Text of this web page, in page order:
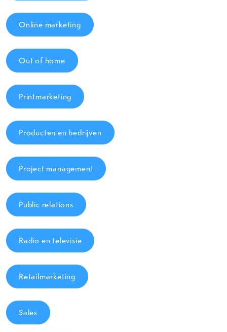
Online marketing
Out of home
Printmarketing
Producten en bedrijven
Project management
Public relations
Radio en televisie
Retailmarketing
Sales